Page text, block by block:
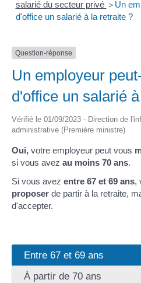
salarié du secteur privé > Un
d'office un salarié à la retraite ?
Question-réponse
Un employeur
d'office un salarié
Vérifié le 01/09/2023 - Direction de
administrative (Première ministre)
Oui, votre employeur peut vous
si vous avez au moins 70 ans.
Si vous avez entre 67 et 69 ans,
proposer de partir à la retraite,
d'accepter.
Entre 67 et 69 ans
À partir de 70 ans